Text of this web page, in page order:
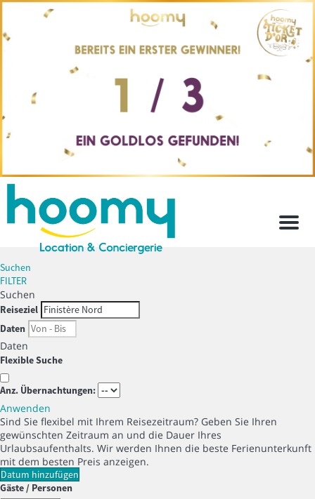
Menu
Suchen
FILTER
Suchen
Reiseziel
Daten
Daten
Flexible Suche
Anz. Übernachtungen:
Anwenden
Sind Sie flexibel mit Ihrem Reisezeitraum? Geben Sie Ihren
gewünschten Zeitraum an und die Dauer Ihres
Urlaubsaufenthalts. Wir werden Ihnen die beste Ferienunterkunft
mit dem besten Preis anzeigen.
Datum hinzufügen
Gäste / Personen